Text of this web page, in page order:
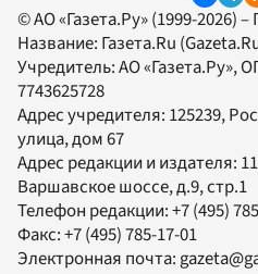
© АО «Газета.Ру» (1999-2026)
Название: Газета.Ru
Учредитель:АО «Газета.Ру»,
7743625728
Адрес учредителя: 125239,
улица, дом 67
Адрес редакции и издателя:
Варшавское шоссе, д.9, стр.1
Телефон редакции:+7 (495)
Факс:+7 (495) 785-17-01
Электронная почта: